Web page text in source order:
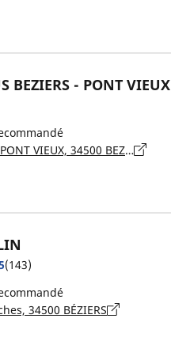
BEZIERS - PONT VIEUX
21 AVENUE DU PONT VIEUX, 34500 BEZIERS
(143)
34500 BÉZIERS